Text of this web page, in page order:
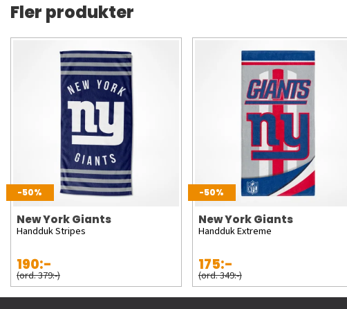
Fler produkter
-50%
New York Giants
Handduk Stripes
190:-
(ord. 379:-)
-50%
New York Giants
Handduk Extreme
175:-
(ord. 349:-)